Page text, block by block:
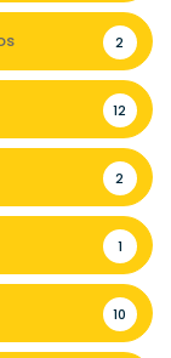
2
12
2
1
10